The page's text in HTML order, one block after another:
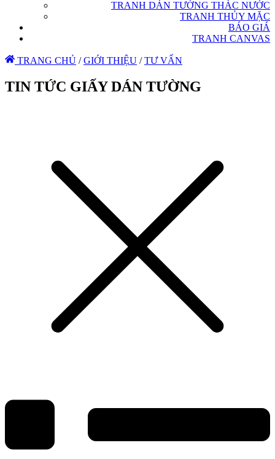
TRANH DÁN TƯỜNG THÁC NƯỚC
TRANH THỦY MẶC
BÁO GIÁ
TRANH CANVAS
TRANG CHỦ / GIỚI THIỆU / TƯ VẤN
TIN TỨC GIẤY DÁN TƯỜNG